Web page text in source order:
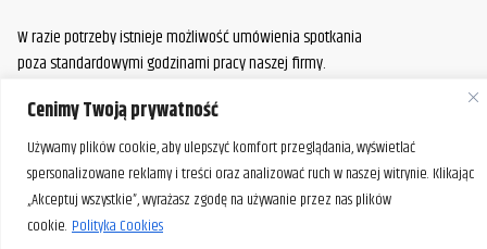
Cenimy Twoją prywatność
Używamy plików cookie, aby ulepszyć komfort przeglądania, wyświetlać
spersonalizowane reklamy i treści oraz analizować ruch w naszej witrynie. Klikając
„Akceptuj wszystkie”, wyrażasz zgodę na używanie przez nas plików
cookie. Polityka Cookies
W razie potrzeby istnieje możliwość umówienia spotkania
poza standardowymi godzinami pracy naszej firmy.